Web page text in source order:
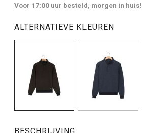
Voor 17:00 uur besteld, morgen in huis!
ALTERNATIEVE KLEUREN